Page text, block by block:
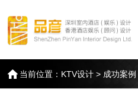
当前位置： KTV设计 > 成功案例